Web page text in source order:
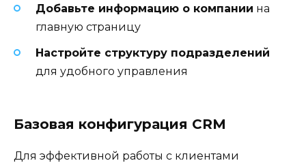
Добавьте информацию о компании на
главную страницу
Настройте структуру подразделений
для удобного управления
Базовая конфигурация CRM
Для эффективной работы с клиентами